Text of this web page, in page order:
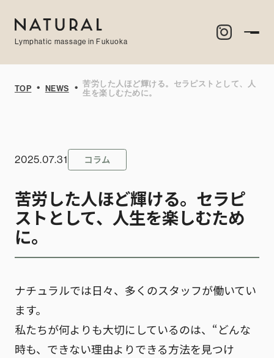
Lymphatic massage in Fukuoka
TOP・NEWS・苦労した人ほど輝ける。セラピストとして、人
生を楽しむために。
2025.07.31 コラム
苦労した人ほど輝ける。セラピ
ストとして、人生を楽しむため
に。
ナチュラルでは日々、多くのスタッフが働いてい
ます。
私たちが何よりも大切にしているのは、 “どんな
時も、できない理由よりできる方法を見つけ